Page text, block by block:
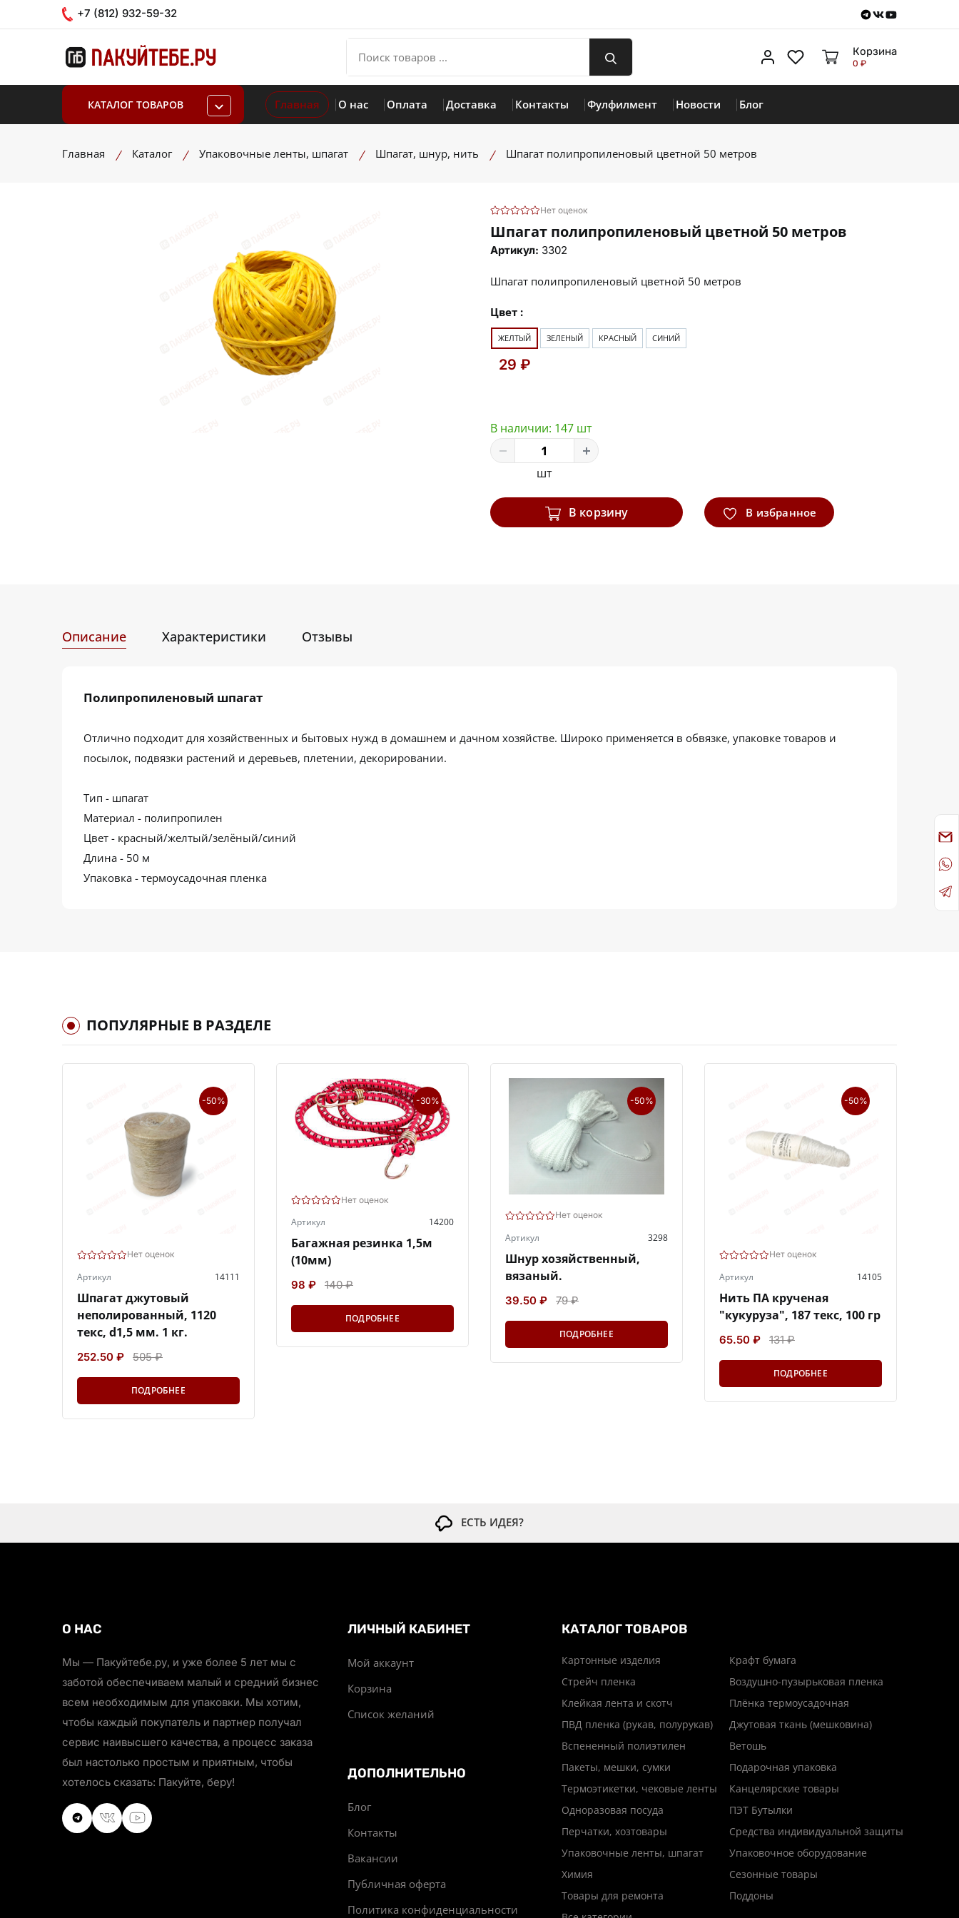
+7 (812) 932-59-32 Telegram
VKontakte
Youtube
Личный кабинет
ИзбранноеКорзина
0 ₽
КАТАЛОГ ТОВАРОВ Главная О нас Оплата Доставка Контакты Фулфилмент Новости Блог
Главная Каталог Упаковочные ленты, шпагат Шпагат, шнур, нить Шпагат полипропиленовый цветной 50 метров
Нет оценок
Шпагат полипропиленовый цветной 50 метров
Артикул: 3302
Шпагат полипропиленовый цветной 50 метров
Цвет :
ЖЕЛТЫЙ ЗЕЛЕНЫЙ КРАСНЫЙ СИНИЙ
29 ₽
В наличии: 147 шт
шт
В корзину В избранное
Описание Характеристики Отзывы
Полипропиленовый шпагат
Отлично подходит для хозяйственных и бытовых нужд в домашнем и дачном хозяйстве. Широко применяется в обвязке, упаковке товаров и
посылок, подвязки растений и деревьев, плетении, декорировании.
Тип - шпагат
Материал - полипропилен
Цвет - красный/желтый/зелёный/синий
Длина - 50 м
Упаковка - термоусадочная пленка
ПОПУЛЯРНЫЕ В РАЗДЕЛЕ
-50%
Нет оценок
Артикул 14111
Шпагат джутовый
неполированный, 1120
текс, d1,5 мм. 1 кг.
252.50 ₽ 505 ₽
ПОДРОБНЕЕ
-30%
Нет оценок
Артикул 14200
Багажная резинка 1,5м
(10мм)
98 ₽ 140 ₽
ПОДРОБНЕЕ
-50%
Нет оценок
Артикул 3298
Шнур хозяйственный,
вязаный.
39.50 ₽ 79 ₽
ПОДРОБНЕЕ
-50%
Нет оценок
Артикул 14105
Нить ПА крученая
"кукуруза", 187 текс, 100 гр
65.50 ₽ 131 ₽
ПОДРОБНЕЕ
ЕСТЬ ИДЕЯ?
О НАС
Мы — Пакуйтебе.ру, и уже более 5 лет мы с
заботой обеспечиваем малый и средний бизнес
всем необходимым для упаковки. Мы хотим,
чтобы каждый покупатель и партнер получал
сервис наивысшего качества, а процесс заказа
был настолько простым и приятным, чтобы
хотелось сказать: Пакуйте, беру!
VKontakteVKontakteYoutube
ЛИЧНЫЙ КАБИНЕТ
Мой аккаунт
Корзина
Список желаний
ДОПОЛНИТЕЛЬНО
Блог
Контакты
Вакансии
Публичная оферта
Политика конфиденциальности
КАТАЛОГ ТОВАРОВ
Картонные изделия
Крафт бумага
Стрейч пленка
Воздушно-пузырьковая пленка
Клейкая лента и скотч
Плёнка термоусадочная
ПВД пленка (рукав, полурукав)
Джутовая ткань (мешковина)
Вспененный полиэтилен
Ветошь
Пакеты, мешки, сумки
Подарочная упаковка
Термоэтикетки, чековые ленты
Канцелярские товары
Одноразовая посуда
ПЭТ Бутылки
Перчатки, хозтовары
Средства индивидуальной защиты
Упаковочные ленты, шпагат
Упаковочное оборудование
Химия
Сезонные товары
Товары для ремонта
Поддоны